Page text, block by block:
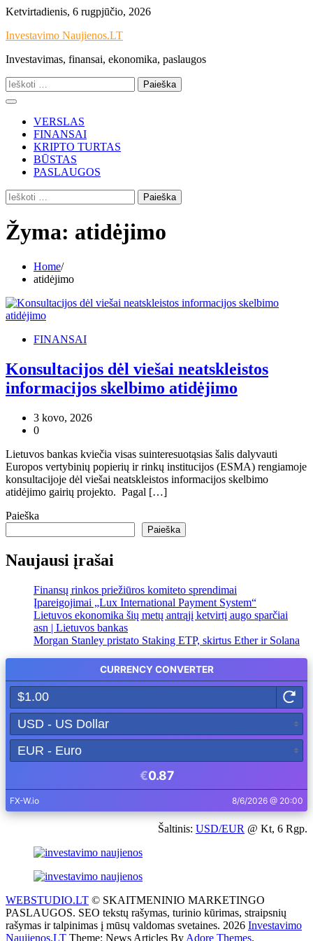
Skip
content
Ketvirtadienis, 6 rugpjūčio, 2026
Investavimo Naujienos.LT
Investavimas, finansai, ekonomika, paslaugos
Ieškoti:
VERSLAS
FINANSAI
KRIPTO TURTAS
BŪSTAS
PASLAUGOS
Ieškoti:
Žyma: atidėjimo
Home
atidėjimo
FINANSAI
Konsultacijos dėl viešai neatskleistos
informacijos skelbimo atidėjimo
3 kovo, 2026
0
Lietuvos bankas kviečia visas suinteresuotąsias šalis dalyvauti
Europos vertybinių popierių ir rinkų institucijos (ESMA) rengiamoje
konsultacijoje dėl viešai neatskleistos informacijos skelbimo
atidėjimo gairių projekto. Pagal […]
Paieška
Paieška
Naujausi įrašai
Finansų rinkos priežiūros komiteto sprendimai
Įpareigojimai „Lux International Payment System“
Lietuvos ekonomika šių metų antrąjį ketvirtį augo sparčiai
asn | Lietuvos bankas
Morgan Stanley pristato Staking ETP, skirtus Ether ir Solana
Šaltinis: USD/EUR @ Kt, 6 Rgp.
WEBSTUDIO.LT © SKAITMENINIO MARKETINGO
PASLAUGOS. SEO tekstų rašymas, turinio kūrimas, straipsnių
rašymas ir talpinimas į mūsų valdomas svetaines. 2026 Investavimo
Naujienos.LT Theme: News Articles By Adore Themes.